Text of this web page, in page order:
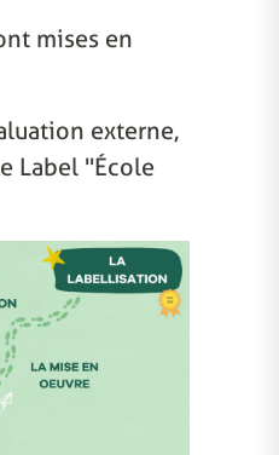
mises en
externe,
Label "École